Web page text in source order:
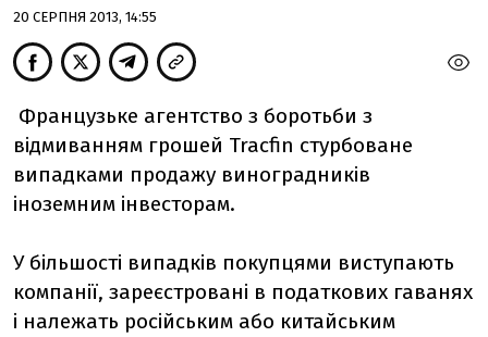
20 СЕРПНЯ 2013, 14:55
Французьке агентство з боротьби з
відмиванням грошей Tracfin стурбоване
випадками продажу виноградників
іноземним інвесторам.
У більшості випадків покупцями виступають
компанії, зареєстровані в податкових гаванях
і належать російським або китайським